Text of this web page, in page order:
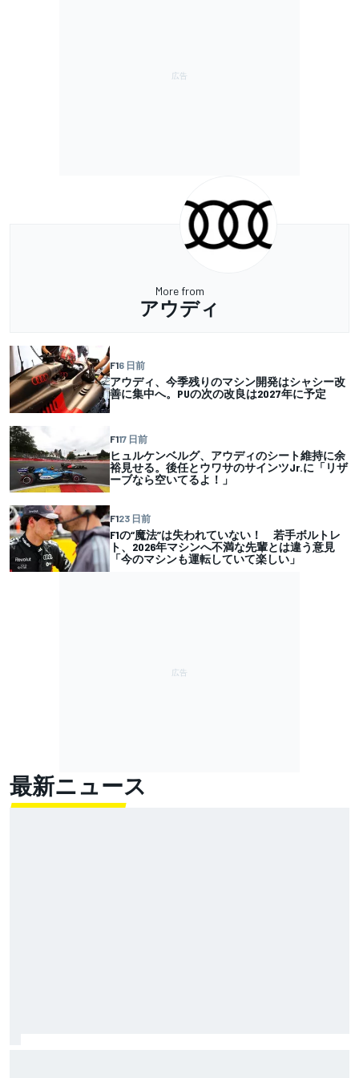
More from
アウディ
F16 日前
アウディ、今季残りのマシン開発はシャシー改
善に集中へ。PUの次の改良は2027年に予定
F117 日前
ヒュルケンベルグ、アウディのシート維持に余
裕見せる。後任とウワサのサインツJr.に「リザ
ーブなら空いてるよ！」
F123 日前
F1の“魔法”は失われていない！ 若手ボルトレ
ト、2026年マシンへ不満な先輩とは違う意見
「今のマシンも運転していて楽しい」
最新ニュース